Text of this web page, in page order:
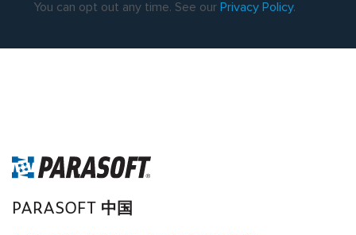
You can opt out any time. See our Privacy Policy.
PARASOFT 中国